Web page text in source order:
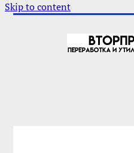
Skip to content